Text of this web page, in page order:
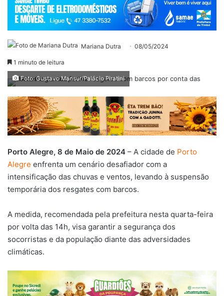
Mariana Dutra 08/05/2024
1 minuto de leitura
Foto: Gustavo Mansur/Palácio Piratini
Porto Alegre, 8 de Maio de 2024 – A cidade de Porto
Alegre enfrenta um cenário desafiador com a
intensificação das chuvas e ventos, levando à suspensão
temporária dos resgates com barcos.
A medida, recomendada pela prefeitura nesta quarta-feira
por volta das 14h, visa garantir a segurança dos
socorristas e da população diante das adversidades
climáticas.